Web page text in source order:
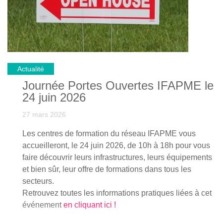
Actualité
Journée Portes Ouvertes IFAPME le
24 juin 2026
27 mars 2026
Les centres de formation du réseau IFAPME vous
accueilleront, le 24 juin 2026, de 10h à 18h pour vous
faire découvrir leurs infrastructures, leurs équipements
et bien sûr, leur offre de formations dans tous les
secteurs.
Retrouvez toutes les informations pratiques liées à cet
événementen cliquant ici !